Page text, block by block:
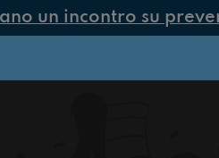
un incontro su